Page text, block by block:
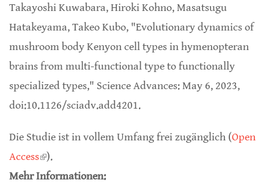
Takayoshi Kuwabara, Hiroki Kohno, Masatsugu
Hatakeyama, Takeo Kubo, "Evolutionary dynamics of
mushroom body Kenyon cell types in hymenopteran
brains from multi-functional type to functionally
specialized types," Science Advances: May 6, 2023,
doi:10.1126/sciadv.add4201.
Die Studie ist in vollem Umfang frei zugänglich (Open
Access(link is external)
).
Mehr Informationen: